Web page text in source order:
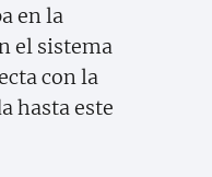
en la
el sistema
con la
hasta este